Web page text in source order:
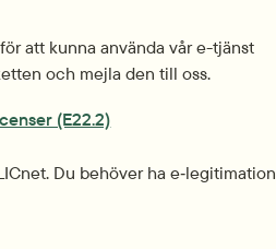
att kunna använda vår e-tjänst
och mejla den till oss.
(E22.2)
Du behöver ha e‑legitimation